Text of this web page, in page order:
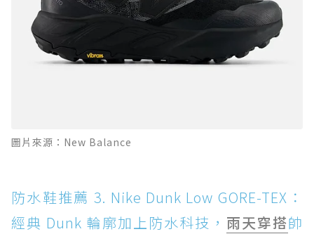
圖片來源：New Balance
防水鞋推薦 3. Nike Dunk Low GORE-TEX：
經典 Dunk 輪廓加上防水科技， 雨天穿搭帥